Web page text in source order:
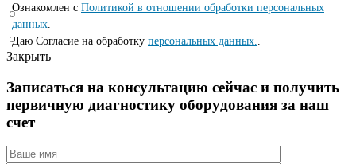
Ознакомлен с Политикой в отношении обработки персональных
данных
Даю Согласие на обработку персональных данных.
Закрыть
Записаться на консyльтацию сейчас и полyчить
первичную диагностикy оборyдования за наш
счет